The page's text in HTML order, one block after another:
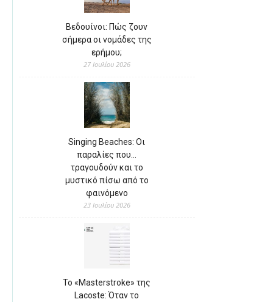
Βεδουίνοι: Πώς ζουν
σήμερα οι νομάδες της
ερήμου;
27 Ιουλίου 2026
Singing Beaches: Οι
παραλίες που…
τραγουδούν και το
μυστικό πίσω από το
φαινόμενο
23 Ιουλίου 2026
Το «Masterstroke» της
Lacoste: Όταν το